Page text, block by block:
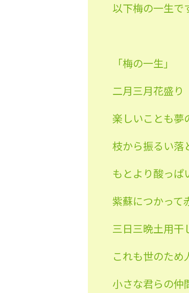
以下梅の一生で
「梅の一生」
二月三月花盛
楽しいことも
枝から振るい
もとより酸っ
紫蘇につかっ
三日三晩土用
これも世のた
小さな君らの